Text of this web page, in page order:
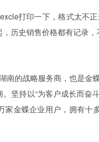
打印一下，格式太不
历史销售价格都有记录
南的战略服务商，也是
坚持以“为客户成长而奋
家金蝶企业用户，拥有十